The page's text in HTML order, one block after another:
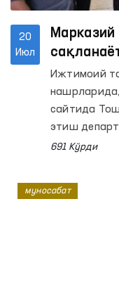
20
Июл
Марказий
билан
Ижтимоий
сайтида
этиш
ҳолатни
691 Кўрди
муносабат